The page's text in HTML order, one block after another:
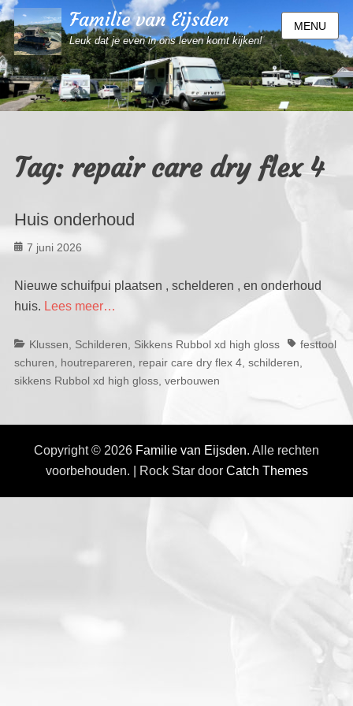
Familie van Eijsden
Leuk dat je even in ons leven komt kijken!
MENU
Tag: repair care dry flex 4
Huis onderhoud
Geplaatst
7 juni 2026
Nieuwe schuifpui plaatsen , schelderen , en onderhoud
huis. Lees meer…
Categorieën
Klussen Schilderen Sikkens Rubbol xd high gloss Tagsfesttool
schuren
houtrepareren repair care dry flex 4, schilderen
sikkens Rubbol xd high gloss, verbouwen
Copyright © 2026 Familie van Eijsden. Alle rechten
voorbehouden. | Rock Star door Catch Themes